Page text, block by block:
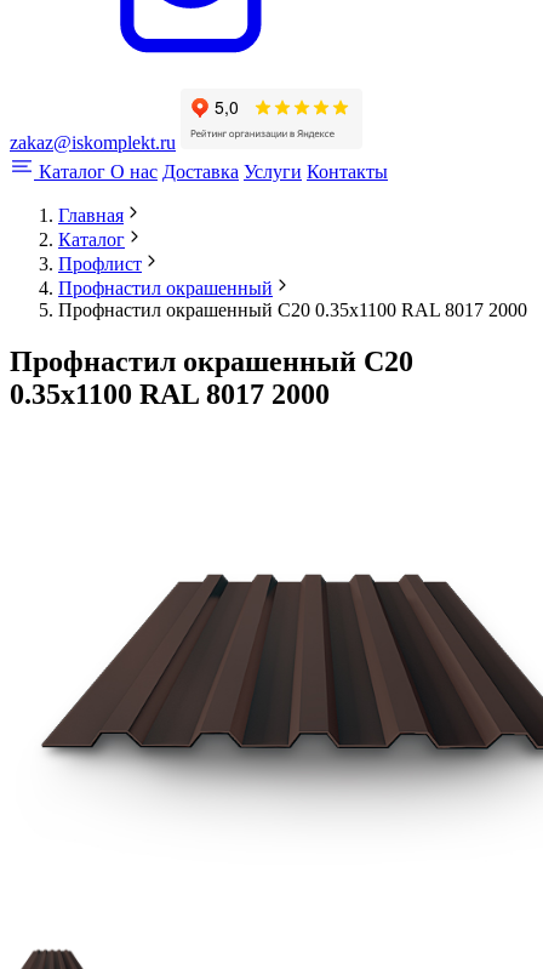
zakaz@iskomplekt.ru
Каталог О нас Доставка Услуги Контакты
Главная
Каталог
Профлист
Профнастил окрашенный
Профнастил окрашенный С20 0.35x1100 RAL 8017 2000
Профнастил окрашенный С20
0.35x1100 RAL 8017 2000